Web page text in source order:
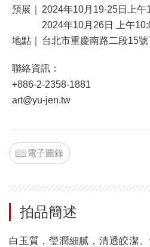
預展｜
2024年10月19-25日上午
2024年10月26日 上午
地點｜
台北市重慶南路二段15
聯絡資訊：
+886-2-2358-1881
art@yu-jen.tw
電子圖錄
拍品簡述
白玉質，瑩潤細膩，清透皎潔